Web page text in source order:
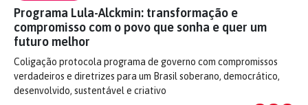
Programa Lula-Alckmin: transformação e
compromisso com o povo que sonha e quer um
futuro melhor
Coligação protocola programa de governo com compromissos
verdadeiros e diretrizes para um Brasil soberano, democrático,
desenvolvido, sustentável e criativo